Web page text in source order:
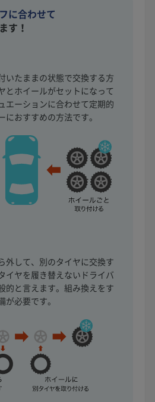
に合わせて
す！
いたままの状態で交換する方
とホイールがセットになって
エーションに合わせて定期的
におすすめの方法です。
外して、別のタイヤに交換す
イヤを履き替えないドライバ
的と言えます。組み換えをす
が必要です。